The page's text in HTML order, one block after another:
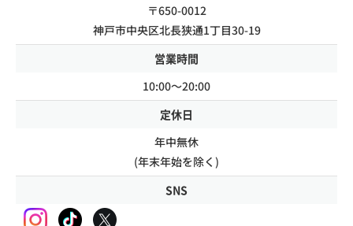
〒650-0012
神戸市中央区北長狭通1丁目30-19
営業時間
10:00～20:00
定休日
年中無休
(年末年始を除く)
SNS